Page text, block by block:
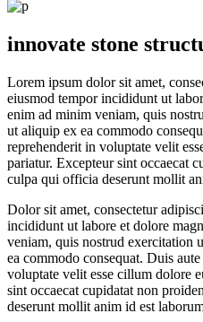
innovate stone
Lorem ipsum dolor sit amet,
eiusmod tempor incididunt ut
enim ad minim veniam, quis
ut aliquip ex ea commodo
reprehenderit in voluptate velit
pariatur. Excepteur sint occaecat
culpa qui officia deserunt mollit
Dolor sit amet, consectetur
incididunt ut labore et dolore
veniam, quis nostrud exercitation
ea commodo consequat. Duis
voluptate velit esse cillum dolore
sint occaecat cupidatat non
deserunt mollit anim id est